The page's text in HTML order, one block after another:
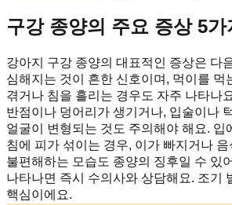
구강 종양의 주요 증상 5가
강아지 구강 종양의 대표적인 증상은 다
심해지는 것이 흔한 신호이며, 먹이를 먹
겪거나 침을 흘리는 경우도 자주 나타나
반점이나 덩어리가 생기거나, 입술이나
얼굴이 변형되는 것도 주의해야 해요. 입
침에 피가 섞이는 경우, 이가 빠지거나 음
불편해하는 모습도 종양의 징후일 수 있
나타나면 즉시 수의사와 상담해요. 조기
핵심이에요.